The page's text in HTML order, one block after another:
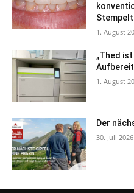
1. August
„Thed
1. August
Der
30. Juli 2026